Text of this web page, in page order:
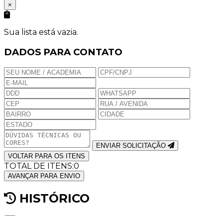
×
Sua lista está vazia.
DADOS PARA CONTATO
ENVIAR SOLICITAÇÃO
VOLTAR PARA OS ITENS
TOTAL DE ITENS:0
AVANÇAR PARA ENVIO
HISTÓRICO